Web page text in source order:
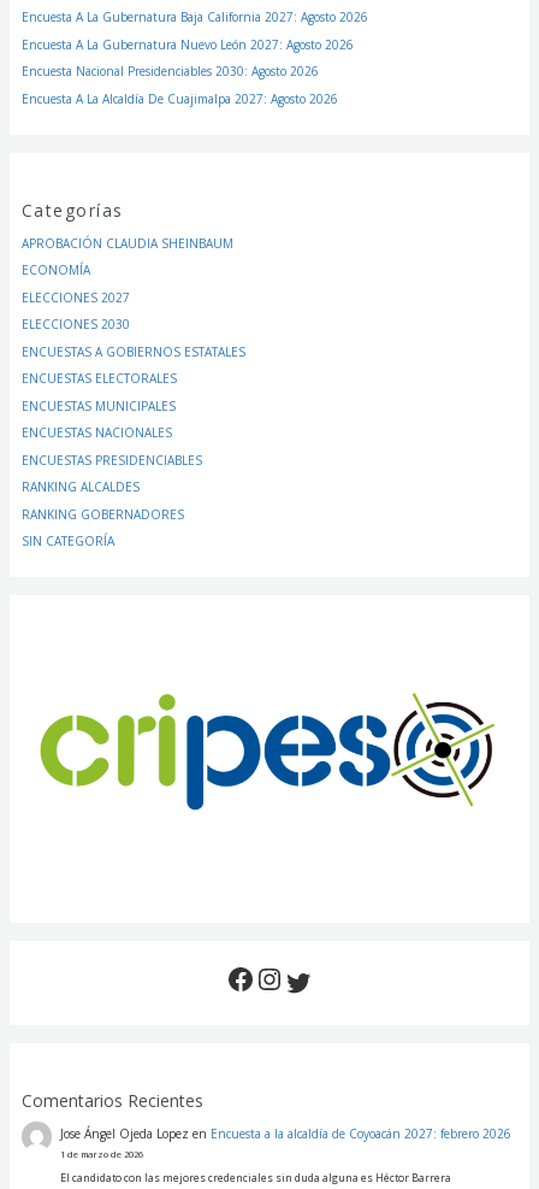
Encuesta A La Gubernatura Baja California 2027: Agosto 2026
Encuesta A La Gubernatura Nuevo León 2027: Agosto 2026
Encuesta Nacional Presidenciables 2030: Agosto 2026
Encuesta A La Alcaldía De Cuajimalpa 2027: Agosto 2026
Categorías
APROBACIÓN CLAUDIA SHEINBAUM
ECONOMÍA
ELECCIONES 2027
ELECCIONES 2030
ENCUESTAS A GOBIERNOS ESTATALES
ENCUESTAS ELECTORALES
ENCUESTAS MUNICIPALES
ENCUESTAS NACIONALES
ENCUESTAS PRESIDENCIABLES
RANKING ALCALDES
RANKING GOBERNADORES
SIN CATEGORÍA
Comentarios Recientes
Jose Ángel Ojeda Lopez en Encuesta a la alcaldía de Coyoacán 2027: febrero 2026
1 de marzo de 2026
El candidato con las mejores credenciales sin duda alguna es Héctor Barrera